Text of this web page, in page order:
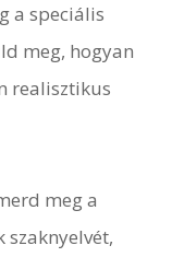
a speciális
meg, hogyan
realisztikus
meg a
szaknyelvét,